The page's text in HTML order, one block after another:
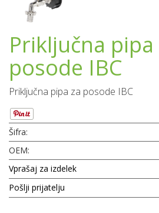
Priključna pipa
posode IBC
Priključna pipa za posode IBC
Šifra:
OEM:
Vprašaj za izdelek
Pošlji prijatelju